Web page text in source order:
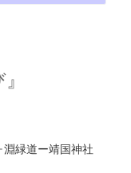
緑道ー靖国神社